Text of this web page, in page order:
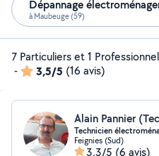
Dépannage
à Maubeuge (59)
7 Particuliers et 1
-
3,5/5 (16 avis)
Alain Pannier
Technicien
Feignies (Sud)
3,3/5 (6 avis)